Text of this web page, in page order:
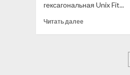
гексагональная Unix Fit...
Читать далееПрочитать